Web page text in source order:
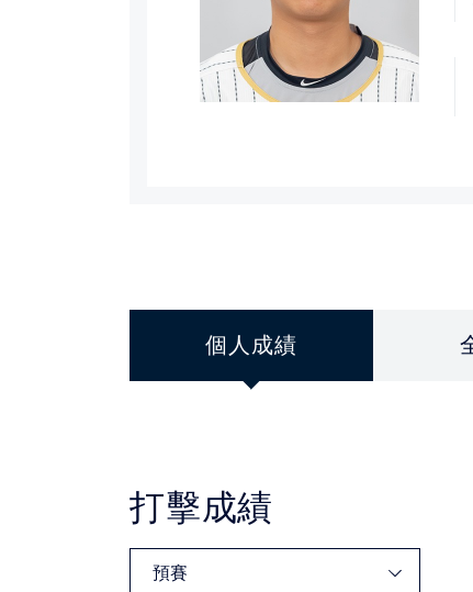
個人成績
打擊成績